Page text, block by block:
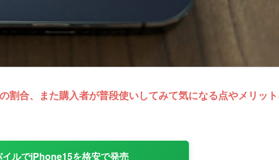
割合、また購入者が普段使いしてみて気になる点やメリッ
イルでiPhone15を格安で発売